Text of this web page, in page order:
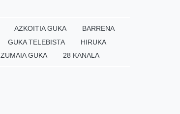
AZKOITIA GUKA
BARRENA
GUKA TELEBISTA
HIRUKA
ZUMAIA GUKA 28 KANALA